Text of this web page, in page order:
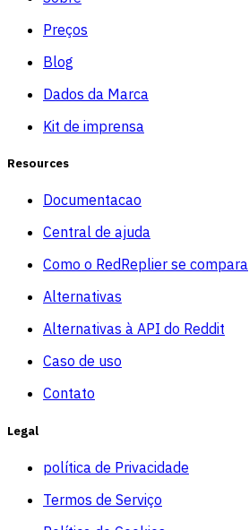
Preços
Blog
Dados da Marca
Kit de imprensa
Resources
Documentacao
Central de ajuda
Como o RedReplier se compara
Alternativas
Alternativas à API do Reddit
Caso de uso
Contato
Legal
política de Privacidade
Termos de Serviço